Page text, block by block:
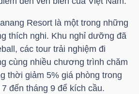
Resort là một trong những
thích nghi. Khu nghỉ dưỡng đã
các tour trải nghiệm đi
cùng nhiều chương trình chăm
thời giảm 5% giá phòng trong
đến tháng 9 để kích cầu.